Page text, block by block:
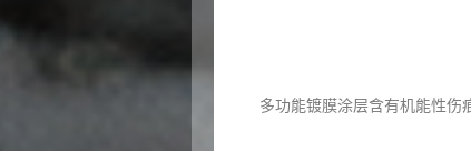
多功能镀膜涂层含有机能性伤